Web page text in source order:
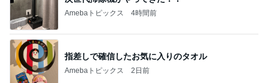
Amebaトピックス 4時間前
指差しで確信したお気に入りのタオル
Amebaトピックス 2日前